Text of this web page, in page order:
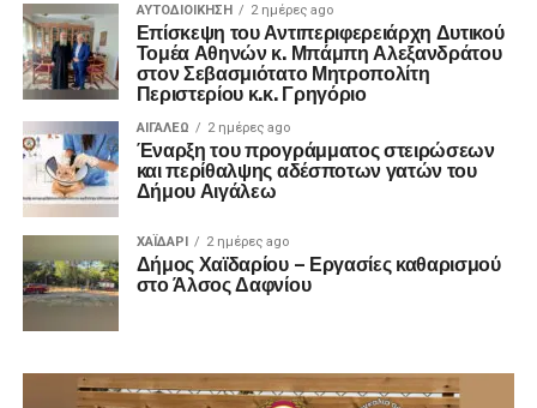
ΑΥΤΟΔΙΟΊΚΗΣΗ 2 ημέρες ago
Επίσκεψη του Αντιπεριφερειάρχη Δυτικού
Τομέα Αθηνών κ. Μπάμπη Αλεξανδράτου
στον Σεβασμιότατο Μητροπολίτη
Περιστερίου κ.κ. Γρηγόριο
ΑΙΓΑΛΕΩ 2 ημέρες ago
Έναρξη του προγράμματος στειρώσεων
και περίθαλψης αδέσποτων γατών του
Δήμου Αιγάλεω
ΧΑΪΔΑΡΙ 2 ημέρες ago
Δήμος Χαϊδαρίου – Εργασίες καθαρισμού
στο Άλσος Δαφνίου